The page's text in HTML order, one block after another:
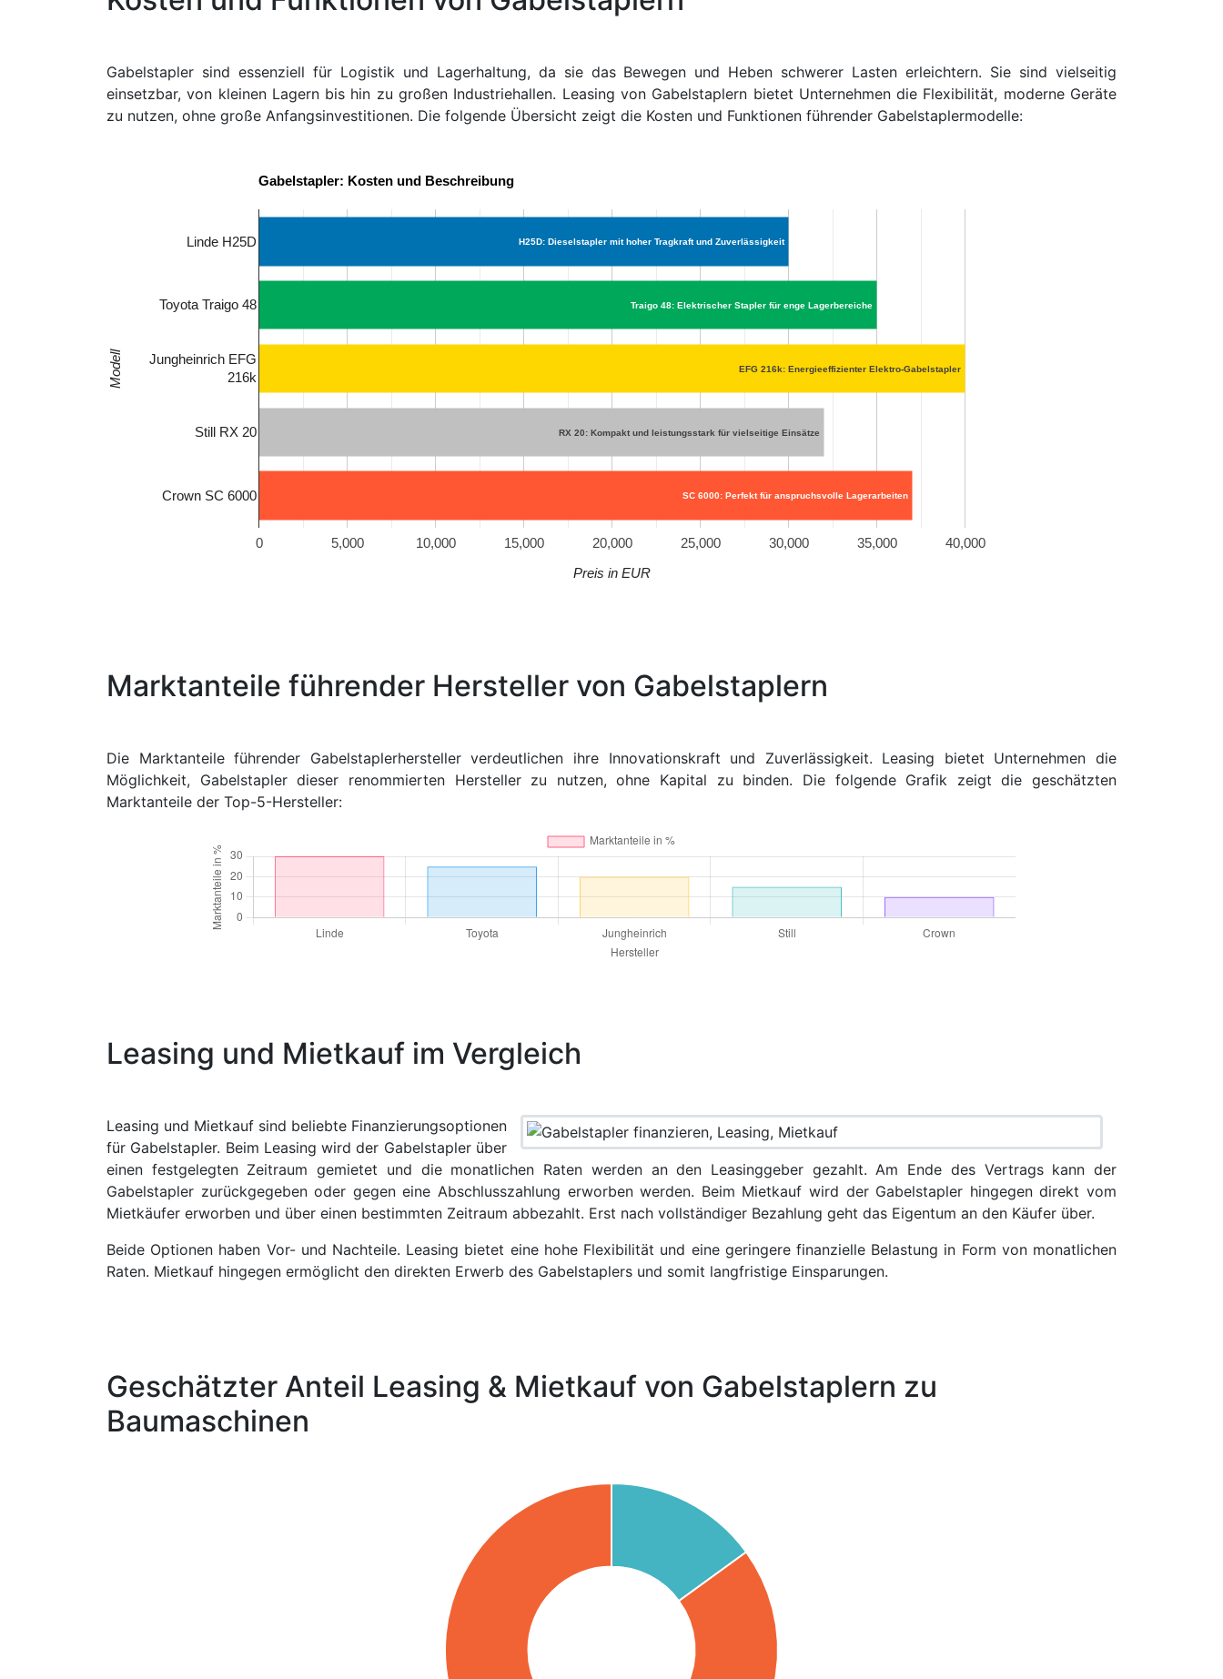
Gabelstapler sind essenziell für Logistik und Lagerhaltung, da sie das Bewegen und Heben schwerer Lasten erleichtern. Sie sind vielseitig
einsetzbar, von kleinen Lagern bis hin zu großen Industriehallen. Leasing von Gabelstaplern bietet Unternehmen die Flexibilität, moderne Geräte
zu nutzen, ohne große Anfangsinvestitionen. Die folgende Übersicht zeigt die Kosten und Funktionen führender Gabelstaplermodelle:
Gabelstapler: Kosten und Beschreibung
0 5,000 10,000 15,000 20,000 25,000 30,000 35,000 40,000
Linde H25D
Toyota Traigo 48
Jungheinrich EFG
216k
Still RX 20
Crown SC 6000
H25D: Dieselstapler mit hoher Tragkraft und Zuverlässigkeit
Traigo 48: Elektrischer Stapler für enge Lagerbereiche
EFG 216k: Energieeffizienter Elektro-Gabelstapler
RX 20: Kompakt und leistungsstark für vielseitige Einsätze
SC 6000: Perfekt für anspruchsvolle Lagerarbeiten
Preis in EUR
Modell
Marktanteile führender Hersteller von Gabelstaplern
Die Marktanteile führender Gabelstaplerhersteller verdeutlichen ihre Innovationskraft und Zuverlässigkeit. Leasing bietet Unternehmen die
Möglichkeit, Gabelstapler dieser renommierten Hersteller zu nutzen, ohne Kapital zu binden. Die folgende Grafik zeigt die geschätzten
Marktanteile der Top-5-Hersteller:
Leasing und Mietkauf im Vergleich
Leasing und Mietkauf sind beliebte Finanzierungsoptionen
für Gabelstapler. Beim Leasing wird der Gabelstapler über
einen festgelegten Zeitraum gemietet und die monatlichen Raten werden an den Leasinggeber gezahlt. Am Ende des Vertrags kann der
Gabelstapler zurückgegeben oder gegen eine Abschlusszahlung erworben werden. Beim Mietkauf wird der Gabelstapler hingegen direkt vom
Mietkäufer erworben und über einen bestimmten Zeitraum abbezahlt. Erst nach vollständiger Bezahlung geht das Eigentum an den Käufer über.
Beide Optionen haben Vor- und Nachteile. Leasing bietet eine hohe Flexibilität und eine geringere finanzielle Belastung in Form von monatlichen
Raten. Mietkauf hingegen ermöglicht den direkten Erwerb des Gabelstaplers und somit langfristige Einsparungen.
Geschätzter Anteil Leasing & Mietkauf von Gabelstaplern zu
Baumaschinen